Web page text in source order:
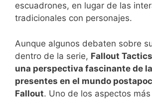
escuadrones, en lugar de las
tradicionales con personajes.
Aunque algunos debaten sobre
dentro de la serie, Fallout
una perspectiva fascinante de
presentes en el mundo
Fallout. Uno de los aspectos